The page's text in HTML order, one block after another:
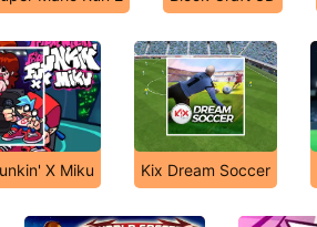
X Miku Kix Dream Soccer